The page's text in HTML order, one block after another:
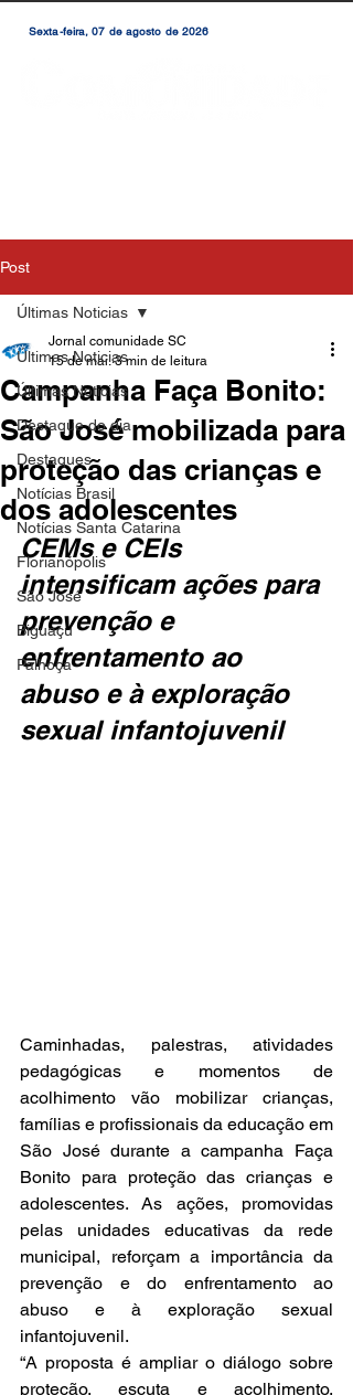
Sexta-feira, 07 de agosto de 2026
Post
Últimas Noticias
Últimas Notícias
Destaque do dia
Destaques
Notícias Brasil
Notícias Santa Catarina
Florianópolis
São José
Biguaçu
Palhoça
Últimas Noticias
Campanha Faça Bonito:
São José mobilizada para
proteção das crianças e
dos adolescentes
Jornal comunidade SC
15 de mai. 3 min de leitura
CEMs e CEIs
intensificam ações para
prevenção e
enfrentamento ao
abuso e à exploração
sexual infantojuvenil
Caminhadas, palestras, atividades
pedagógicas e momentos de
acolhimento vão mobilizar crianças,
famílias e profissionais da educação em
São José durante a campanha Faça
Bonito para proteção das crianças e
adolescentes. As ações, promovidas
pelas unidades educativas da rede
municipal, reforçam a importância da
prevenção e do enfrentamento ao
abuso e à exploração sexual
infantojuvenil.
“A proposta é ampliar o diálogo sobre
proteção, escuta e acolhimento,